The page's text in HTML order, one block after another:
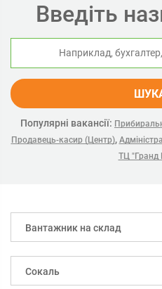
Введіть
Популярні вакансії:
Продавець-касир (Центр),
ТЦ "Гранд
Вантажник на склад
Сокаль